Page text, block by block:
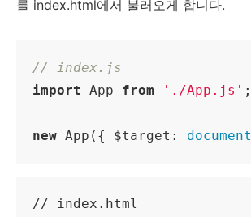
를 index.html에서 불러오게 합니다.
// index.js
import App from './App.js' ;
new App({ $target : document